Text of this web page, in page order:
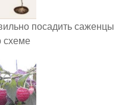
посадить саженцы
схеме